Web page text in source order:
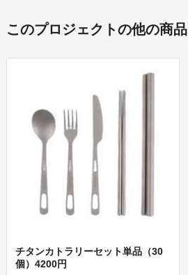
このプロジェクトの他の商品
チタンカトラリーセット単品（30
個）4200円